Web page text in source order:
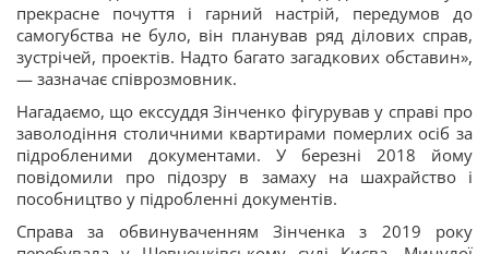
прекрасне почуття і гарний настрій, передумов до
самогубства не було, він планував ряд ділових справ,
зустрічей, проектів. Надто багато загадкових обставин»,
— зазначає співрозмовник.
Нагадаємо, що екссуддя Зінченко фігурував у справі про
заволодіння столичними квартирами померлих осіб за
підробленими документами. У березні 2018 йому
повідомили про підозру в замаху на шахрайство і
пособництво у підробленні документів.
Справа за обвинуваченням Зінченка з 2019 року